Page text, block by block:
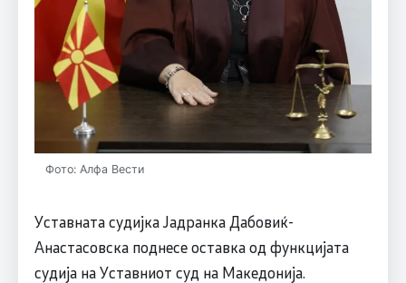
Фото: Алфа Вести
Уставната судијка Јадранка Дабовиќ-
Анастасовска поднесе оставка од функцијата
судија на Уставниот суд на Македонија.